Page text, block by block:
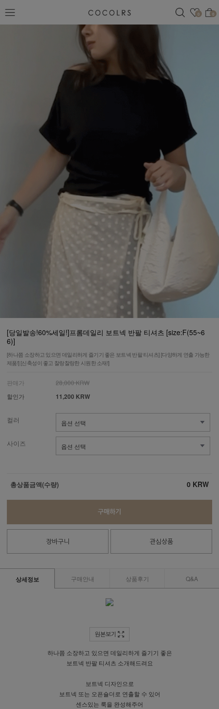
관심
0 0
검색
[당일발송!60%세일!]프롬데일리 보트넥 반팔 티셔츠 [size:F(55~6
6)]
[하나쯤 소장하고 있으면 데일리하게 즐기기 좋은 보트넥 반팔 티셔츠] [다양하게 연출 가능한
제품!] [신축성이 좋고 찰랑찰랑한 시원한 소재!]
판매가
28,000 KRW
할인가
11,200 KRW
컬러
사이즈
총상품금액(수량) 0 KRW
구매하기
장바구니 관심상품
상세정보 구매안내 상품후기 Q&A
원본보기
하나쯤 소장하고 있으면 데일리하게 즐기기 좋은
보트넥 반팔 티셔츠 소개해드려요
보트넥 디자인으로
보트넥 또는 오픈숄더로 연출할 수 있어
센스있는 룩을 완성해주어